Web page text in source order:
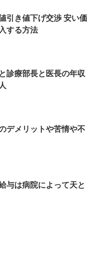
引き値下げ交渉 安い価
する方法
診療部長と医長の年収
デメリットや苦情や不
与は病院によって天と